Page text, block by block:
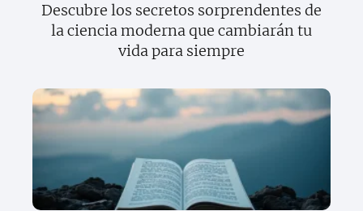
Descubre los secretos sorprendentes de
la ciencia moderna que cambiarán tu
vida para siempre